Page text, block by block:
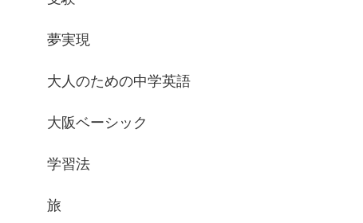
夢実現
大人のための中学英語
大阪ベーシック
学習法
旅